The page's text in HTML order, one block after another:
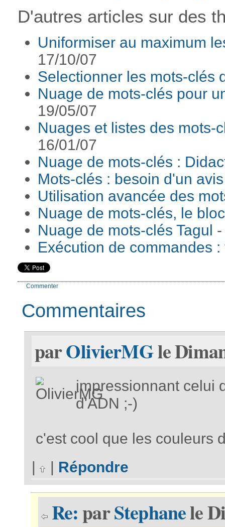
D'autres articles sur des
Uniformiser au maximum
17/10/07
Selectionner les mots-clés
Nuage de mots-clés pour
19/05/07
Nuages et listes des mots-
16/01/07
Nuage de mots-clés :
Mots-clés : besoin d'un
Utilisation avancée des
Nuage de mots-clés, le bloc
Nuage de mots-clés Tagul
Exécution de commandes
Commenter
Commentaires
parOlivierMGle
impressionnant celui
d'ADN ;-)
c'est cool que les couleurs
|
| Répondre
Re:parStephanele